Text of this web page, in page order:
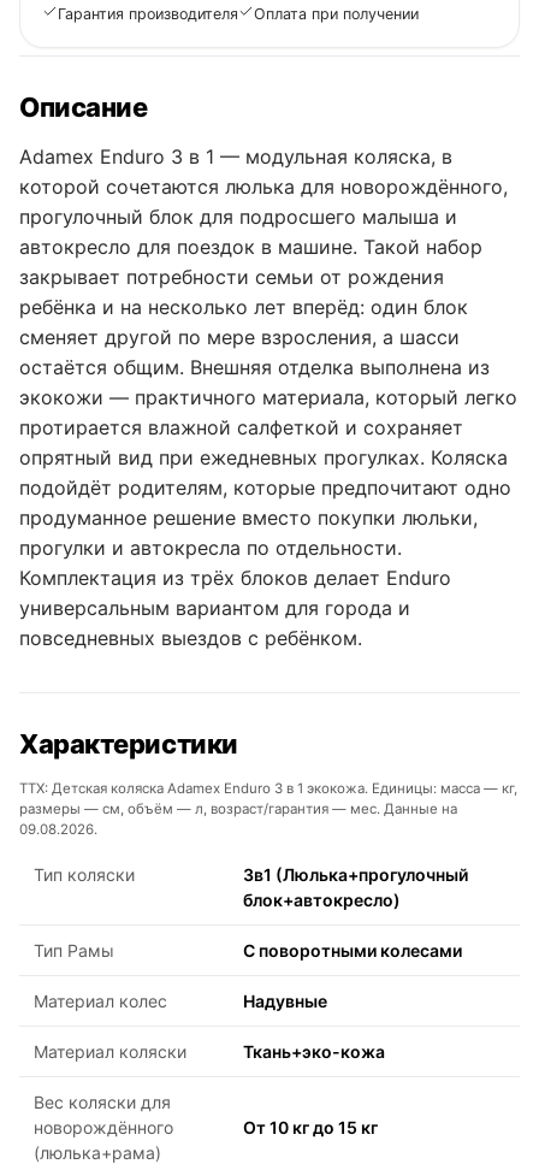
Гарантия производителя Оплата при получении
Описание
Adamex Enduro 3 в 1 — модульная коляска, в
которой сочетаются люлька для новорождённого,
прогулочный блок для подросшего малыша и
автокресло для поездок в машине. Такой набор
закрывает потребности семьи от рождения
ребёнка и на несколько лет вперёд: один блок
сменяет другой по мере взросления, а шасси
остаётся общим. Внешняя отделка выполнена из
экокожи — практичного материала, который легко
протирается влажной салфеткой и сохраняет
опрятный вид при ежедневных прогулках. Коляска
подойдёт родителям, которые предпочитают одно
продуманное решение вместо покупки люльки,
прогулки и автокресла по отдельности.
Комплектация из трёх блоков делает Enduro
универсальным вариантом для города и
повседневных выездов с ребёнком.
Характеристики
ТТХ: Детская коляска Adamex Enduro 3 в 1 экокожа. Единицы: масса — кг,
размеры — см, объём — л, возраст/гарантия — мес. Данные на
09.08.2026.
Тип коляски
3в1 (Люлька+прогулочный
блок+автокресло)
Тип Рамы С поворотными колесами
Материал колес Надувные
Материал коляски Ткань+эко-кожа
Вес коляски для
новорождённого
(люлька+рама)
От 10 кг до 15 кг